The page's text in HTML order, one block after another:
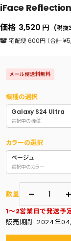
iFace Reflection
価格 セ
ー
価
格
3,520 円 (税抜
宅配便 600円 （合計
メール便送料無料
機種の選択
Galaxy S24 Ultra
選択中の機種
カラーの選択
ベージュ
選択中のカラー
数量
量
を
数
1～2営業日で発送予
販売期間: 2024年